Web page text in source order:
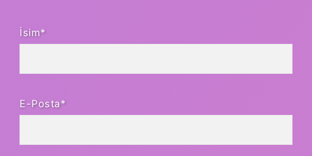
İsim*
E-Posta*